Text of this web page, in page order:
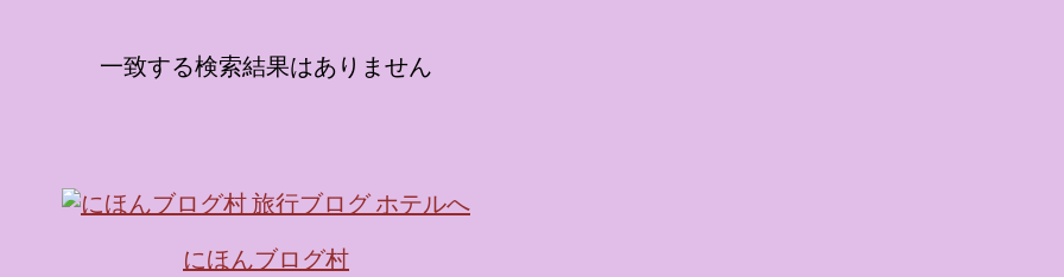
まりに分けてご紹介します。 🔑 1. コンセプトは「サンリオ
トーリー性の高い全11のテーマブースで構成されていま
かなエントランスロビーでルームキーを受け取り、まるで
一致する検索結果はありません
にほんブログ村